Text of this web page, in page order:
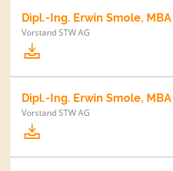
Dipl.-Ing. Erwin Smole, MBA
Vorstand STW AG
Dipl.-Ing. Erwin Smole, MBA
Vorstand STW AG